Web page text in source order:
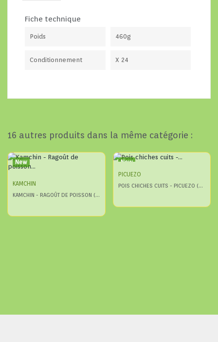
Fiche technique
Poids 460g
Conditionnement X 24
16 autres produits dans la même catégorie :
New
KAMCHIN
KAMCHIN - RAGOÛT DE POISSON (SANS VIANDE)
New
PICUEZO
POIS CHICHES CUITS - PICUEZO (2,7KG X 6)